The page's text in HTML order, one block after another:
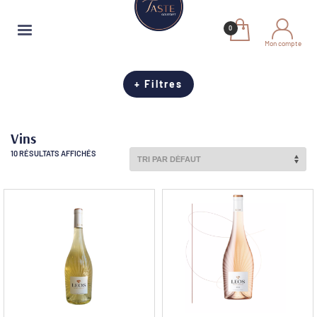
Mon compte
+ Filtres
Vins
10 RÉSULTATS AFFICHÉS